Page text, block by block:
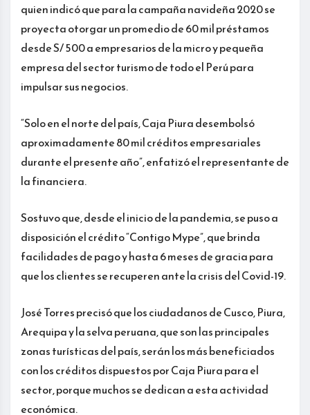
quien indicó que para la campaña navideña 2020 se
proyecta otorgar un promedio de 60 mil préstamos
desde S/ 500 a empresarios de la micro y pequeña
empresa del sector turismo de todo el Perú para
impulsar sus negocios.
“Solo en el norte del país, Caja Piura desembolsó
aproximadamente 80 mil créditos empresariales
durante el presente año”, enfatizó el representante de
la financiera.
Sostuvo que, desde el inicio de la pandemia, se puso a
disposición el crédito “Contigo Mype”, que brinda
facilidades de pago y hasta 6 meses de gracia para
que los clientes se recuperen ante la crisis del Covid-19.
José Torres precisó que los ciudadanos de Cusco, Piura,
Arequipa y la selva peruana, que son las principales
zonas turísticas del país, serán los más beneficiados
con los créditos dispuestos por Caja Piura para el
sector, porque muchos se dedican a esta actividad
económica.